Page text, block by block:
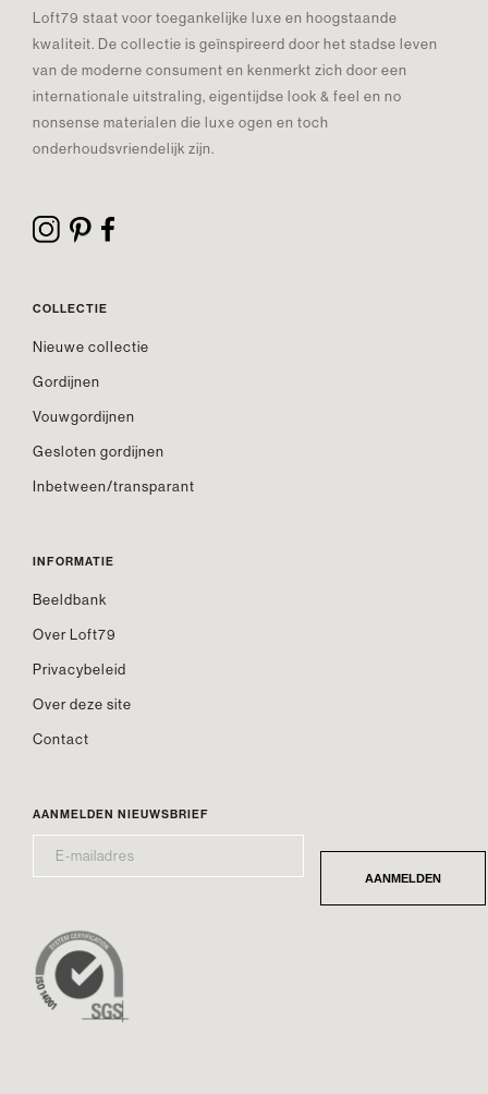
Loft79 staat voor toegankelijke luxe en hoogstaande
kwaliteit. De collectie is geïnspireerd door het stadse leven
van de moderne consument en kenmerkt zich door een
internationale uitstraling, eigentijdse look & feel en no
nonsense materialen die luxe ogen en toch
onderhoudsvriendelijk zijn.
COLLECTIE
Nieuwe collectie
Gordijnen
Vouwgordijnen
Gesloten gordijnen
Inbetween/transparant
INFORMATIE
Beeldbank
Over Loft79
Privacybeleid
Over deze site
Contact
AANMELDEN NIEUWSBRIEF
MAILADRES* AANMELDEN